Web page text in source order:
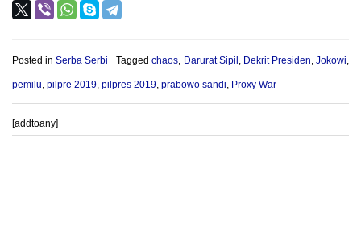
Posted inSerba Serbi Taggedchaos, Darurat Sipil , Dekrit Presiden,Jokowi,
pemilu, pilpre 2019, pilpres 2019, prabowo sandi, Proxy War
[addtoany]